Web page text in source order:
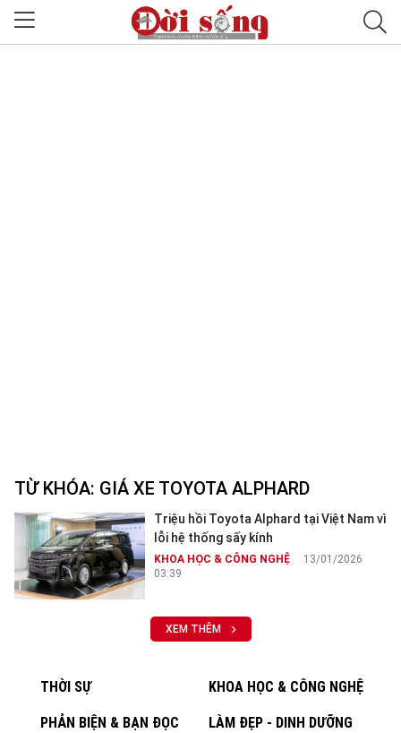
TỪ KHÓA: GIÁ XE TOYOTA ALPHARD
Triệu hồi Toyota Alphard tại Việt Nam vì
lỗi hệ thống sấy kính
KHOA HỌC & CÔNG NGHỆ
13/01/2026
03:39
XEM THÊM
THỜI SỰ KHOA HỌC & CÔNG NGHỆ
PHẢN BIỆN & BẠN ĐỌC LÀM ĐẸP - DINH DƯỠNG